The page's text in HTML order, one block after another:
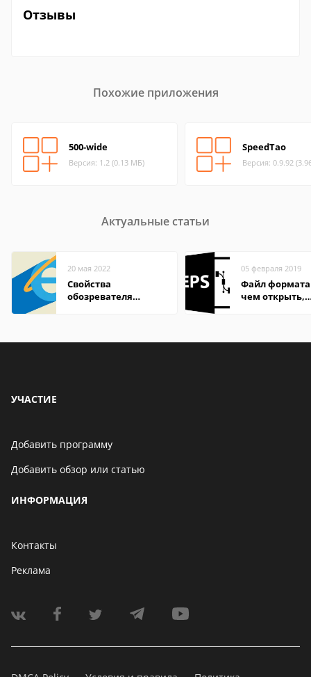
Отзывы
Похожие приложения
500-wide
Версия: 1.2 (0.13 МБ)
SpeedTao
Версия: 0.9.92
Актуальные статьи
20 мая 2022
Свойства
обозревателя
05 февраля 2019
Файл формата
чем открыть,
УЧАСТИЕ
Добавить программу
Добавить обзор или статью
ИНФОРМАЦИЯ
Контакты
Реклама